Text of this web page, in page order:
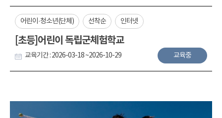
어린이·청소년(단체) 선착순 인터넷
[초등]어린이 독립군체험학교
교육기간 : 2026-03-18 ~2026-10-29 교육중